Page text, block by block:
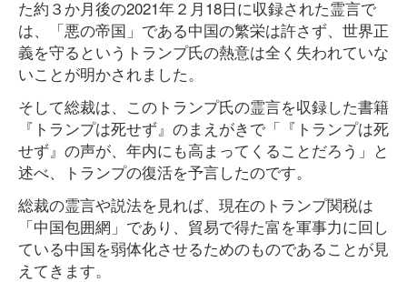
た約３か月後の2021年２月18日に収録された霊言で
は、「悪の帝国」である中国の繁栄は許さず、世界正
義を守るというトランプ氏の熱意は全く失われていな
いことが明かされました。
そして総裁は、このトランプ氏の霊言を収録した書籍
『トランプは死せず』のまえがきで「『トランプは死
せず』の声が、年内にも高まってくることだろう」と
述べ、トランプの復活を予言したのです。
総裁の霊言や説法を見れば、現在のトランプ関税は
「中国包囲網」であり、貿易で得た富を軍事力に回し
ている中国を弱体化させるためのものであることが見
えてきます。